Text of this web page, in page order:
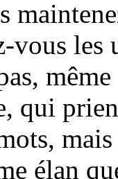
vous les
qui
élan